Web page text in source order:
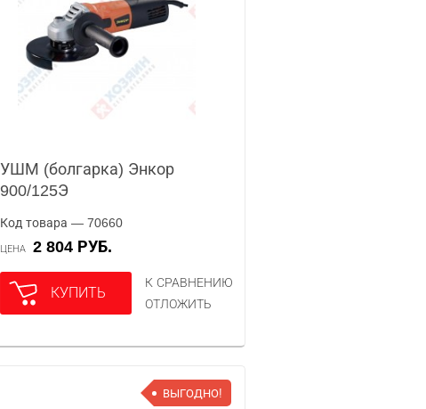
УШМ (болгарка) Энкор
900/125Э
Код товара — 70660
ЦЕНА 2 804 РУБ.
КУПИТЬ
К СРАВНЕНИЮ
ОТЛОЖИТЬ
ВЫГОДНО!